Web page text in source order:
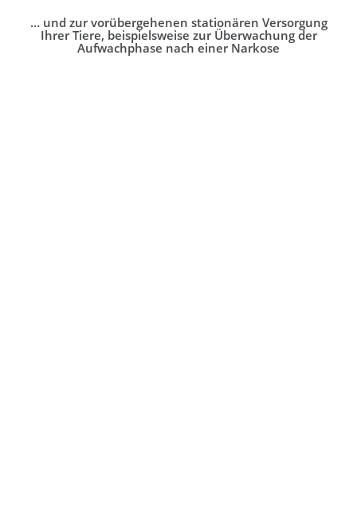
… und zur vorübergehenen stationären Versorgung
Ihrer Tiere, beispielsweise zur Überwachung der
Aufwachphase nach einer Narkose